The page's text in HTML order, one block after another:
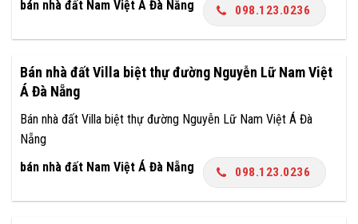
bán nhà đất Nam Việt Á Đà Nẵng
098.123.0236
Bán nhà đất Villa biệt thự đường Nguyễn Lữ Nam Việt
Á Đà Nẵng
Bán nhà đất Villa biệt thự đường Nguyễn Lữ Nam Việt Á Đà
Nẵng
bán nhà đất Nam Việt Á Đà Nẵng
098.123.0236